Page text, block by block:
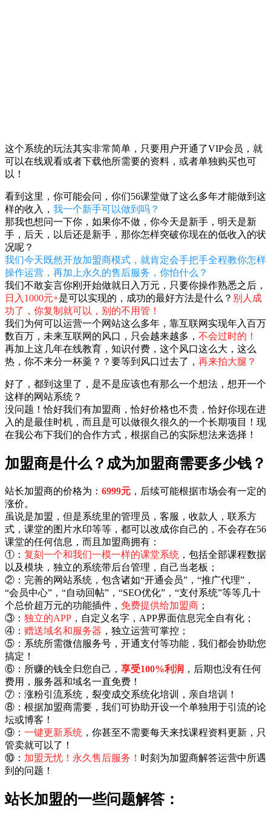
这个系统的玩法其实非常简单，只要用户开通了VIP会员，就
可以在线观看或者下载他所需要的资料，或者单独购买也可
以！
看到这里，你可能会问，你们56课堂做了这么多年才能做到这
样的收入， 我一个新手可以做到吗？
那我也想问一下你，如果你不做，你今天是新手，明天是新
手，后天，以后还是新手，那你怎样突破你现在的低收入的状
况呢？
我们今天既然开放加盟商模式，就肯定会手把手全程教你怎样
操作运营，再加上永久的售后服务，你怕什么？
我们不敢妄言你刚开始做就日入万元，只要你操作熟悉之后，
日入1000元+是可以实现的，成功的最好方法是什么？ 别人成
功了，你复制就可以，别的不用管！
我们为何可以运营一个网站这么多年，靠互联网实现年入百万
数百万，未来互联网的风口，只会越来越多， 不会过时的！
再加上这几年在线教育，知识付费，这个风口这么大，这么
热，你不来分一杯羹？？要等到风口过去了， 再来拍大腿？
好了，都到这里了，是不是应该也有那么一个想法，想开一个
这样的网站系统？
没问题！恰好我们有加盟商，恰好价格也不贵，恰好你现在进
入的是最佳时机，而且是可以做很久很久的一个长期项目！现
在我公布下我们的合作方式，根据自己的实际想法来选择！
加盟商是什么？成为加盟商需要多少钱？
站长加盟商的价格为： 6999元 ，后续可能根据市场会有一定的
涨价。
虽说是加盟，但是系统里的管理员，客服，收款人，联系方
式，课堂的图片水印等等，都可以改成你自己的，不会存在56
课堂的任何信息，而且加盟商拥有：
①： 复刻一个和我们一模一样的课堂系统 ，包括全部课程数据
以及模块，独立的系统带后台管理，自己当老板；
②：完善的网站系统，包含诸如“开通会员”，“推广代理”，
“会员中心”，“自动回帖”，“SEO优化”，“支付系统”等等几十
个总价超万元的功能插件， 免费提供给加盟商 ；
③： 独立的APP ，自定义名字，APP界面信息完全自有化；
④： 赠送域名和服务器 ，独立运营可掌控；
⑤：系统所需微信服务号，开通支付等功能，我们都会协助您
搞定！
⑥：所赚的钱全归您自己， 享受100%利润 ，后期也没有任何
费用，服务器和域名一直免费！
⑦：涨粉引流系统，裂变成交系统化培训，亲自培训！
⑧：根据加盟商需要，我们可协助开设一个单独用于引流的论
坛或博客！
⑨： 一键更新系统 ，你甚至不需要每天来找课程资料更新，只
管卖就可以了！
⑩： 加盟无忧！永久售后服务！ 时刻为加盟商解答运营中所遇
到的问题！
站长加盟的一些问题解答：